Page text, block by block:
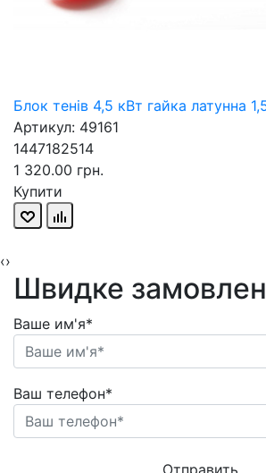
Блок тенів 4,5 кВт гайка латунна
Артикул: 49161
1447182514
1 320.00 грн.
Купити
‹›
Швидке
Ваше им'я*
Ваш телефон*